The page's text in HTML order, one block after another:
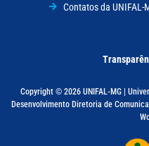
Contatos da UNIFAL-
Copyright © 2026 UNIFAL-MG |
Desenvolvimento Diretoria de